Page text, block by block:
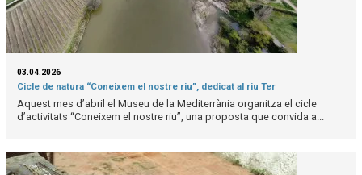
03.04.2026
Cicle de natura “Coneixem el nostre riu”, dedicat al riu Ter
Aquest mes d’abril el Museu de la Mediterrània organitza el cicle
d’activitats “Coneixem el nostre riu”, una proposta que convida a...